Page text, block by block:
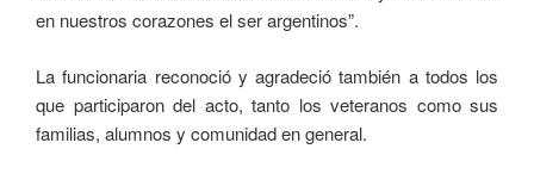
en nuestros corazones el ser argentinos”.
La funcionaria reconoció y agradeció también a todos los
que participaron del acto, tanto los veteranos como sus
familias, alumnos y comunidad en general.